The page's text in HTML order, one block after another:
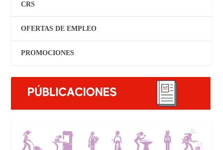
CRS
OFERTAS DE EMPLEO
PROMOCIONES